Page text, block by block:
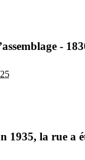
-
1935, la rue a